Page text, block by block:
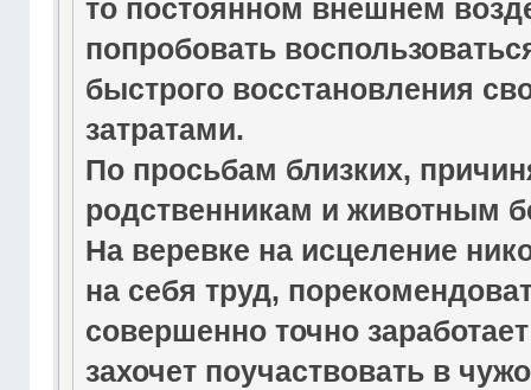
то постоянном внешнем
попробовать
быстрого восстановления
затратами.
По просьбам близких,
родственникам и животным
На веревке на исцеление
на себя труд,
совершенно точно
захочет поучаствовать в